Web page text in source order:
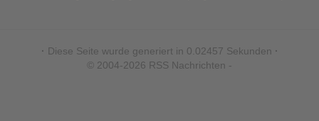
· Diese Seite wurde generiert in 0.02457 Sekunden ·
© 2004-2026 RSS Nachrichten -